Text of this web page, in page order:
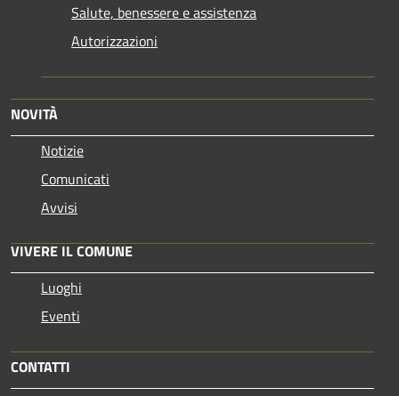
Salute, benessere e assistenza
Autorizzazioni
NOVITÀ
Notizie
Comunicati
Avvisi
VIVERE IL COMUNE
Luoghi
Eventi
CONTATTI